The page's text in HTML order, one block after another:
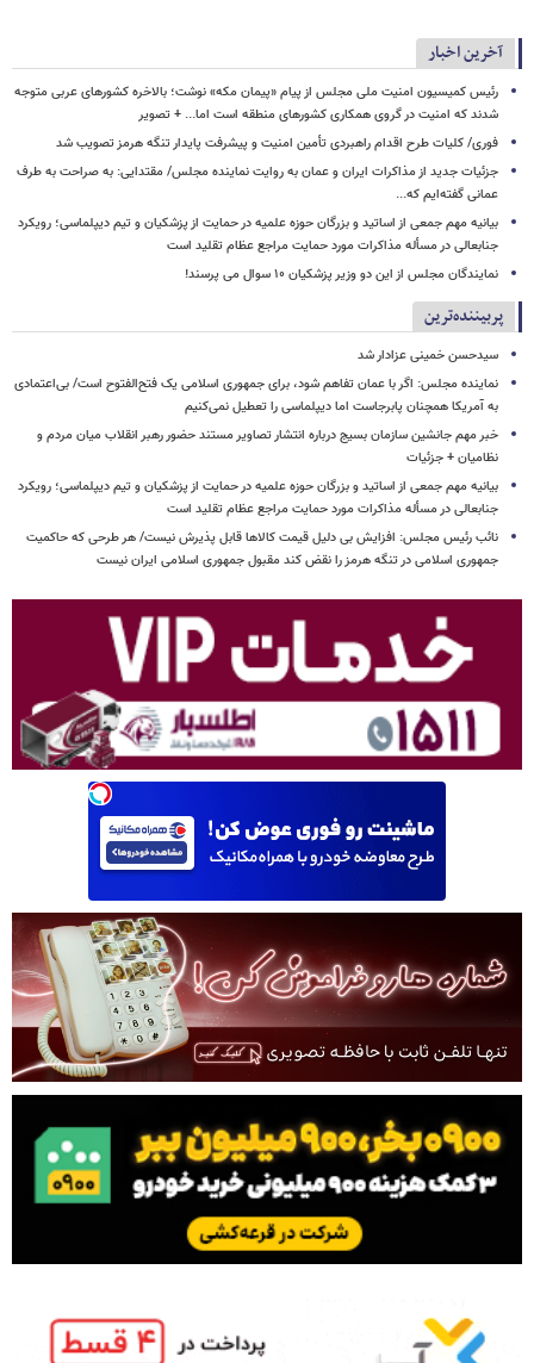
آخرین اخبار
رئیس کمیسیون امنیت ملی مجلس از پیام «پیمان مکه» نوشت؛ بالاخره کشورهای عربی متوجه
شدند که امنیت در گروی همکاری کشورهای منطقه است اما... + تصویر
فوری/ کلیات طرح اقدام راهبردی تأمین امنیت و پیشرفت پایدار تنگه هرمز تصویب شد
جزئیات جدید از مذاکرات ایران و عمان به روایت نماینده مجلس/ مقتدایی: به صراحت به طرف
عمانی گفته‌ایم که...
بیانیه مهم جمعی از اساتید و بزرگان حوزه علمیه در حمایت از پزشکیان و تیم دیپلماسی؛ رویکرد
جنابعالی در مسأله مذاکرات مورد حمایت مراجع عظام تقلید است
نمایندگان مجلس از این دو وزیر پزشکیان ۱۰ سوال می پرسند!
پربیننده‌ترین
سیدحسن خمینی عزادار شد
نماینده مجلس: اگر با عمان تفاهم شود، برای جمهوری اسلامی یک فتح‌الفتوح است/ بی‌اعتمادی
به آمریکا همچنان پابرجاست اما دیپلماسی را تعطیل نمی‌کنیم
خبر مهم جانشین سازمان بسیج درباره انتشار تصاویر مستند حضور رهبر انقلاب میان مردم و
نظامیان + جزئیات
بیانیه مهم جمعی از اساتید و بزرگان حوزه علمیه در حمایت از پزشکیان و تیم دیپلماسی؛ رویکرد
جنابعالی در مسأله مذاکرات مورد حمایت مراجع عظام تقلید است
نائب رئیس مجلس: افزایش بی دلیل قیمت کالاها قابل پذیرش نیست/ هر طرحی که حاکمیت
جمهوری اسلامی در تنگه هرمز را نقض کند مقبول جمهوری اسلامی ایران نیست